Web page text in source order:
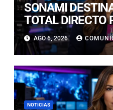
SONAMI
TOTAL DIRECTO
MILLONES PARA
RECUPERACIÓN
MINEROS
TEMPORALES
AGO 6, 2026
NOTICIAS